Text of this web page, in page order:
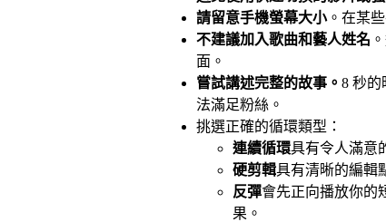
請留意手機螢幕大小。在某
不建議加入歌曲和藝人姓名
面。
嘗試講述完整的故事。 8 秒的
法滿足粉絲。
挑選正確的循環類型：
連續循環具有令人滿意
硬剪輯具有清晰的編輯
反彈會先正向播放你的
果。